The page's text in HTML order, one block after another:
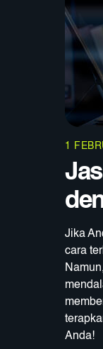
1
Jika
cara
Anda!